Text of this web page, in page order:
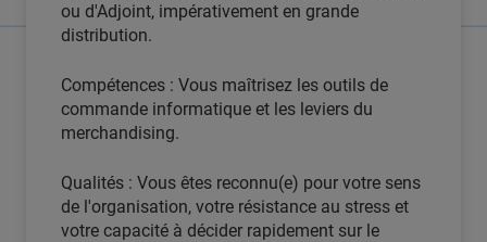
ou d'Adjoint, impérativement en grande
distribution.
Compétences : Vous maîtrisez les outils de
commande informatique et les leviers du
merchandising.
Qualités : Vous êtes reconnu(e) pour votre sens
de l'organisation, votre résistance au stress et
votre capacité à décider rapidement sur le